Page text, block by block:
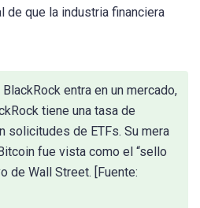
de que la industria financiera
BlackRock entra en un mercado,
tiene una tasa de
solicitudes de ETFs. Su mera
fue vista como el “sello
de Wall Street. [Fuente: